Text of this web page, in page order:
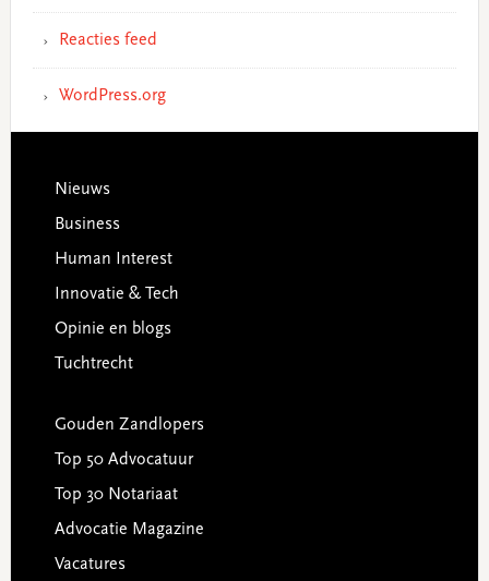
Reacties feed
WordPress.org
Footer
Nieuws
Business
Human Interest
Innovatie & Tech
Opinie en blogs
Tuchtrecht
Gouden Zandlopers
Top 50 Advocatuur
Top 30 Notariaat
Advocatie Magazine
Vacatures